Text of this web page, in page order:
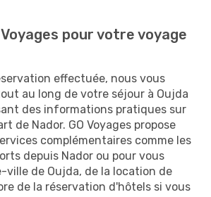
Voyages pour votre voyage
effectuée, nous vous
au long de votre séjour à Oujda
des informations pratiques sur
de Nador. GO Voyages propose
complémentaires comme les
depuis Nador ou pour vous
ville de Oujda, de la location de
de la réservation d'hôtels si vous